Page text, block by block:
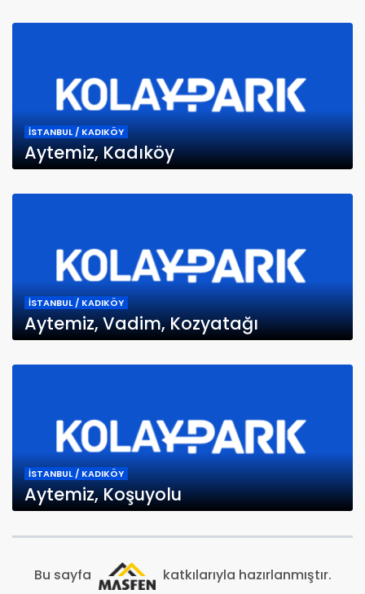
İSTANBUL / KADIKÖY
Aytemiz, Kadıköy
İSTANBUL / KADIKÖY
Aytemiz, Vadim, Kozyatağı
İSTANBUL / KADIKÖY
Aytemiz, Koşuyolu
Bu sayfa katkılarıyla hazırlanmıştır.